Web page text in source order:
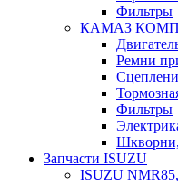
Фильтры
КАМАЗ
Ремни
Фильтры
Запчасти ISUZU
ISUZU